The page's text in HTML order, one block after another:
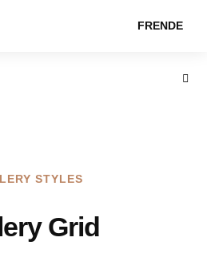
FRENDE
STYLES
Grid